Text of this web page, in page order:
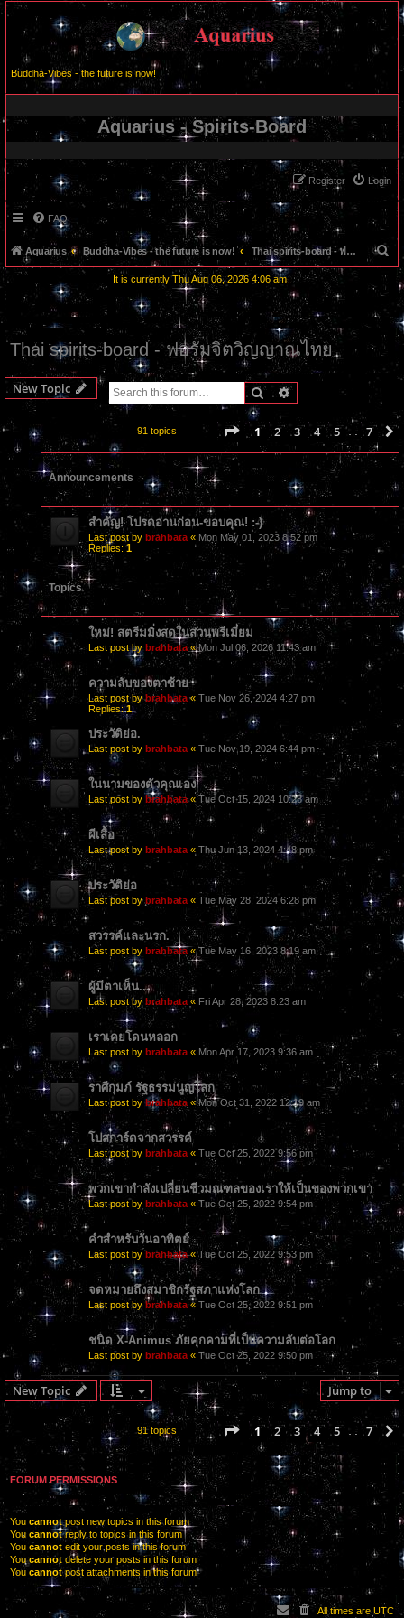
Buddha-Vibes - the future is now!
Aquarius - Spirits-Board
Login
Register
FAQ
Aquarius Buddha-Vibes - the future is now! Thai spirits-board - ฟอรั่มจิตวิญญาณไทย
r
It is currently Thu Aug 06, 2026 4:06 am
Thai spirits-board - ฟอรั่มจิตวิญญาณไทย
New Topic SearchAdvanced search
91 topics Page 1of7
1 2 3 4 5 7
Announcements
สำคัญ! โปรดอ่านก่อน-ขอบคุณ! :-)
Last post by brahbata « Mon May 01, 2023 8:52 pm
Replies: 1
Topics
ใหม่! สตรีมมิ่งสดในส่วนพรีเมี่ยม
Last post by brahbata«Mon Jul 06, 2026 11:43 am
ความลับของตาซ้าย
Last post bybrahbata« Tue Nov 26, 2024 4:27 pm
Replies:1
ประวัติย่อ.
Last post by brahbata « Tue Nov 19, 2024 6:44 pm
ในนามของตัวคุณเอง
Last post by brahbata«Tue Oct 15, 2024 10:28 am
ผีเสื้อ
Last post by brahbata « Thu Jun 13, 2024 4:48 pm
ประวัติย่อ
Last post bybrahbata « Tue May 28, 2024 6:28 pm
สวรรค์และนรก.
Last post by brahbata«Tue May 16, 2023 8:19 am
ผู้มีตาเห็น...
Last post by brahbata « Fri Apr 28, 2023 8:23 am
เราเคยโดนหลอก
Last post by brahbata « Mon Apr 17, 2023 9:36 am
ราศีกุมภ์ รัฐธรรมนูญโลก
Last post bybrahbata «Mon Oct 31, 2022 12:19 am
โปสการ์ดจากสวรรค์
Last post by brahbata « Tue Oct 25, 2022 9:56 pm
พวกเขากำลังเปลี่ยนชีวมณฑลของเราให้เป็นของพวกเขา
Last post by brahbata « Tue Oct 25, 2022 9:54 pm
คำสำหรับวันอาทิตย์
Last post bybrahbata«Tue Oct 25, 2022 9:53 pm
จดหมายถึงสมาชิกรัฐสภาแห่งโลก
Last post by brahbata « Tue Oct 25, 2022 9:51 pm
ชนิด X-Animus ภัยคุกคามที่เป็นความลับต่อโลก
Last post by brahbata « Tue Oct 25, 2022 9:50 pm
New Topic Jump to
91 topics Page 1of 7
1 2 3 4 5 7
FORUM PERMISSIONS
You cannotpost new topics in this forum
You cannotreply to topics in this forum
You cannot edit your posts in this forum
Youcannot delete your posts in this forum
You cannotpost attachments in this forum
All times areUTC